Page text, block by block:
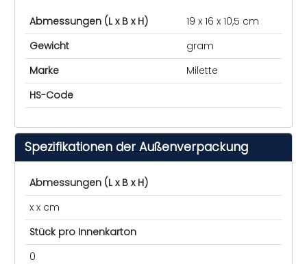
Abmessungen (L x B x H)
19 x 16 x 10,5 cm
Gewicht
gram
Marke
Milette
HS-Code
Spezifikationen der Außenverpackung
Abmessungen (L x B x H)
x x cm
Stück pro Innenkarton
0